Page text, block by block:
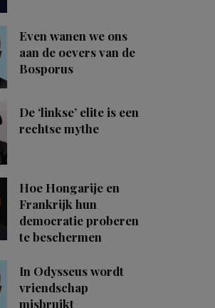
Even wanen we ons
aan de oevers van de
Bosporus
De ‘linkse’ elite is een
rechtse mythe
Hoe Hongarije en
Frankrijk hun
democratie proberen
te beschermen
In Odysseus wordt
vriendschap
misbruikt